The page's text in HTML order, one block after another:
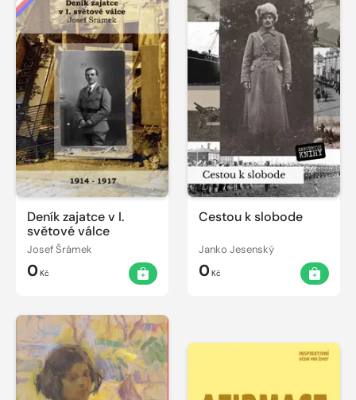
Deník zajatce v I.
světové válce
Josef Šrámek
0Kč
Cestou k slobode
Janko Jesenský
0Kč